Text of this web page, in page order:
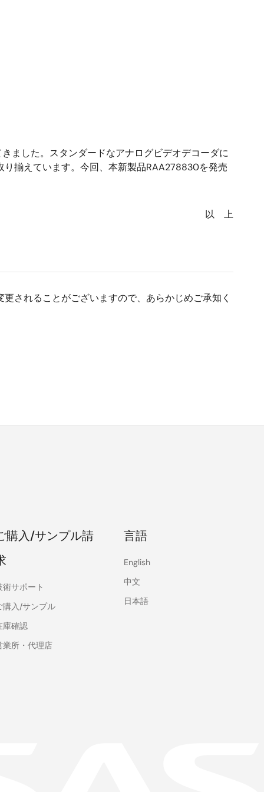
ました。スタンダードなアナログビデオデコーダに
揃えています。今回、本新製品RAA278830を発売
以 上
されることがございますので、あらかじめご承知く
購入/サンプル請
術サポート
購入/サンプル
庫確認
業所・代理店
言語
English
中文
日本語